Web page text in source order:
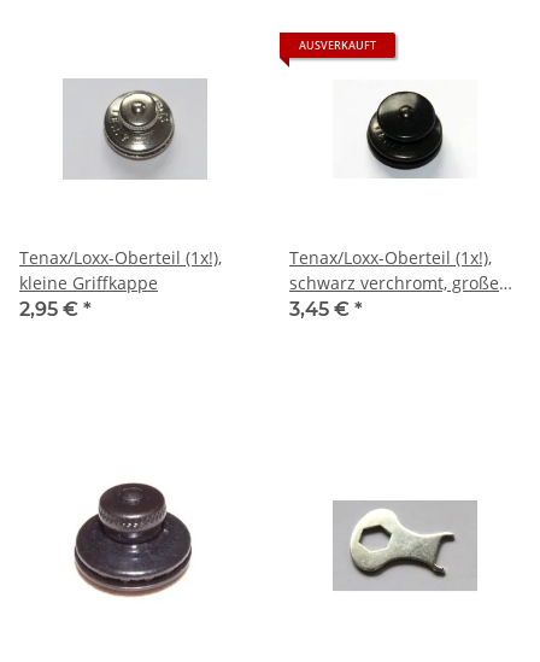
Tenax/Loxx-Oberteil (1x!),
kleine Griffkappe
2,95 € *
AUSVERKAUFT
Tenax/Loxx-Oberteil (1x!),
schwarz verchromt, große
Griffkappe
3,45 € *